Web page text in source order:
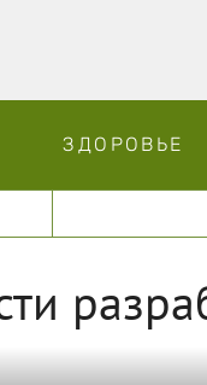
ЗДОРОВЬЕ